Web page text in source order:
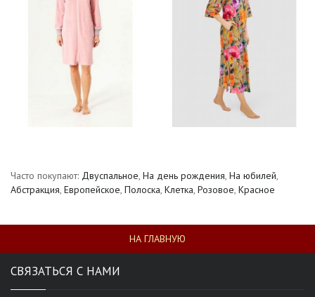
Часто покупают: Двуспальное, На день рождения, На юбилей,
Абстракция, Европейское, Полоска, Клетка, Розовое, Красное
НА ГЛАВНУЮ
СВЯЗАТЬСЯ С НАМИ